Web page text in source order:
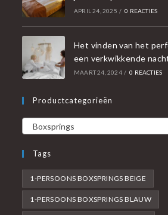
APRIL 24, 2025 / 0 REACTIES
Het vinden van het
een verkwikkende
MAART 24, 2024 / 0 REACTIES
Productcategorieën
Boxsprings
Tags
1-PERSOONS BOXSPRINGS BEIGE
1-PERSOONS BOXSPRINGS BLAUW